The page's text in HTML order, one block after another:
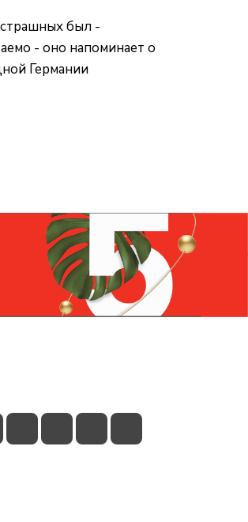
был -
- оно напоминает о
Германии